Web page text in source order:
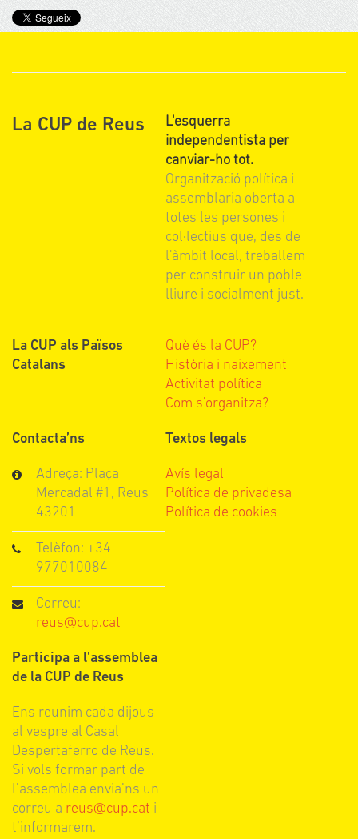
La CUP de Reus
L'esquerra
independentista per
canviar-ho tot.
Organització política i
assemblaria oberta a
totes les persones i
col·lectius que, des de
l'àmbit local, treballem
per construir un poble
lliure i socialment just.
La CUP als Països
Catalans
Què és la CUP?
Història i naixement
Activitat política
Com s'organitza?
Contacta’ns
Adreça: Plaça
Mercadal #1, Reus
43201
Telèfon: +34
977010084
Correu:
reus@cup.cat
Participa a l’assemblea
de la CUP de Reus
Ens reunim cada dijous
al vespre al Casal
Despertaferro de Reus.
Si vols formar part de
l’assemblea envia’ns un
correu a reus@cup.cat i
t’informarem.
Textos legals
Avís legal
Política de privadesa
Política de cookies